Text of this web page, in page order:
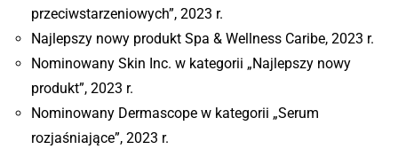
przeciwstarzeniowych”, 2023 r.
Najlepszy nowy produkt Spa & Wellness Caribe, 2023 r.
Nominowany Skin Inc. w kategorii „Najlepszy nowy
produkt”, 2023 r.
Nominowany Dermascope w kategorii „Serum
rozjaśniające”, 2023 r.